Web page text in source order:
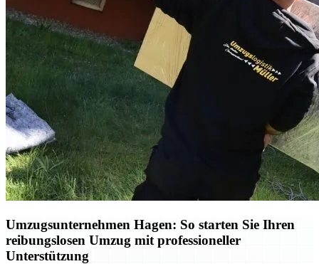
Umzugsunternehmen Hagen: So starten Sie Ihren
reibungslosen Umzug mit professioneller
Unterstützung